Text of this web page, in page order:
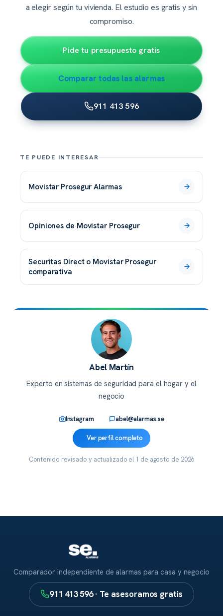
a elegir según tu vivienda. El estudio es gratis y sin
compromiso.
Pide tu presupuesto gratis
Comparar todas las alarmas
911 413 596
TE PUEDE INTERESAR
Movistar Prosegur Alarmas
opiniones de Movistar Prosegur
Securitas Direct o Movistar Prosegur
comparativa
Abel Martín
Experto en sistemas de seguridad para el hogar y el
negocio
Instagram abel@alarmas.se
Ver perfil completo
Contenido revisado y actualizado el 1 de agosto de 2026
Comparador independiente de alarmas para casa y negocio
911 413 596 · Te asesoramos gratis